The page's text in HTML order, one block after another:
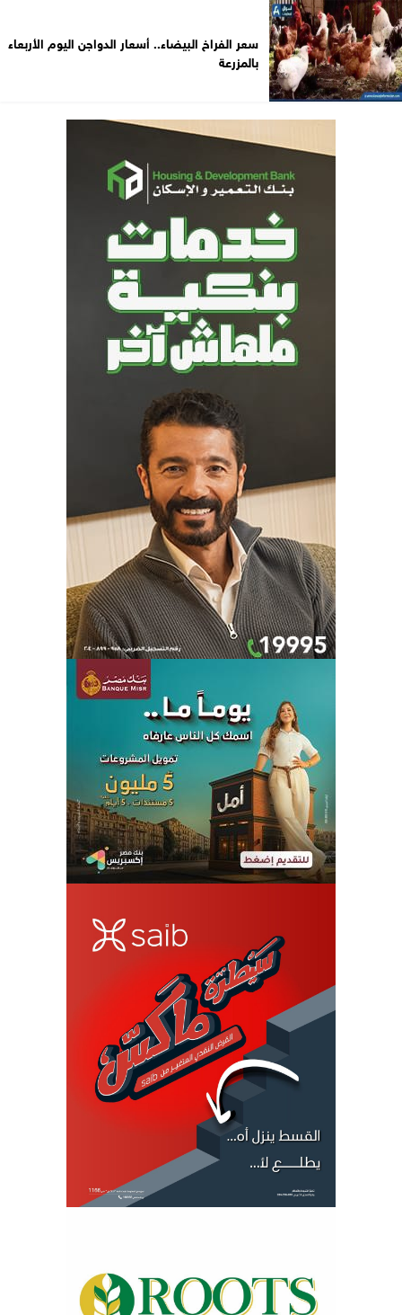
سعر الفراخ البيضاء.. أسعار الدواجن اليوم الأربعاء
بالمزرعة